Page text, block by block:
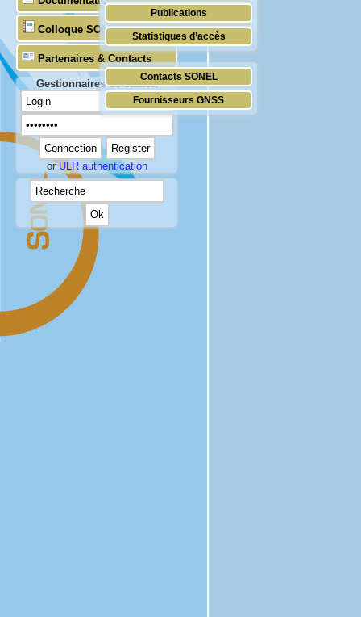
Temps réel (UNESCO/COI)
Publications
Statistiques d’accès
Colloque SONEL
Partenaires & Contacts
Contacts SONEL
Fournisseurs GNSS
Gestionnaires de station
orULR authentication